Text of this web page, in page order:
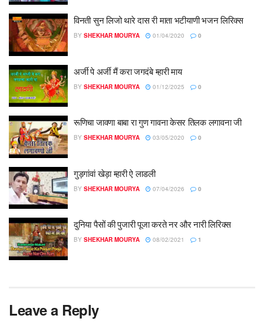
विनती सुन लिजो थारे दास री माता भटीयाणी भजन लिरिक्स
BY SHEKHAR MOURYA 01/04/2020 0
अर्जी पे अर्जी मैं करा जगदंबे म्हारी माय
BY SHEKHAR MOURYA 01/12/2025 0
रूणिचा जावणा बाबा रा गुण गावना केसर तिलक लगावना जी
BY SHEKHAR MOURYA 03/05/2020 0
गुड़गांवां खेड़ा म्हारी ऐ लाडली
BY SHEKHAR MOURYA 07/04/2026 0
दुनिया पैसों की पुजारी पूजा करते नर और नारी लिरिक्स
BY SHEKHAR MOURYA 08/02/2021 1
Leave a Reply